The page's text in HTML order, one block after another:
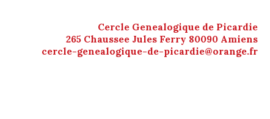
Cercle Genealogique de Picardie
265 Chaussee Jules Ferry 80090 Amiens
cercle-genealogique-de-picardie@orange.fr